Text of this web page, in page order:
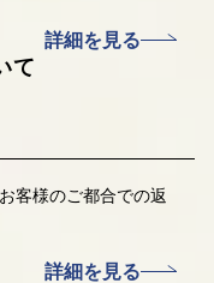
詳細を見る
て
客様のご都合での返
詳細を見る